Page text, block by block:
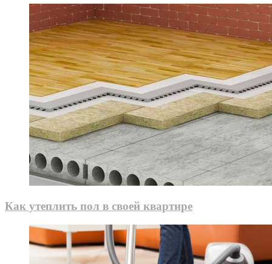
Как утеплить пол в своей квартире